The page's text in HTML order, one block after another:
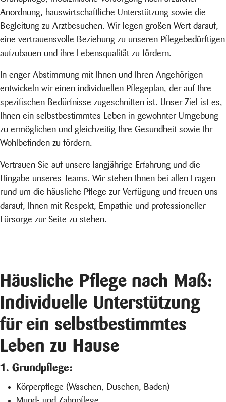
Anordnung, hauswirtschaftliche Unterstützung sowie die
Begleitung zu Arztbesuchen. Wir legen großen Wert darauf,
eine vertrauensvolle Beziehung zu unseren Pflegebedürftigen
aufzubauen und ihre Lebensqualität zu fördern.
In enger Abstimmung mit Ihnen und Ihren Angehörigen
entwickeln wir einen individuellen Pflegeplan, der auf Ihre
spezifischen Bedürfnisse zugeschnitten ist. Unser Ziel ist es,
Ihnen ein selbstbestimmtes Leben in gewohnter Umgebung
zu ermöglichen und gleichzeitig Ihre Gesundheit sowie Ihr
Wohlbefinden zu fördern.
Vertrauen Sie auf unsere langjährige Erfahrung und die
Hingabe unseres Teams. Wir stehen Ihnen bei allen Fragen
rund um die häusliche Pflege zur Verfügung und freuen uns
darauf, Ihnen mit Respekt, Empathie und professioneller
Fürsorge zur Seite zu stehen.
Häusliche Pflege nach Maß:
Individuelle Unterstützung
für ein selbstbestimmtes
Leben zu Hause
1. Grundpflege:
Körperpflege (Waschen, Duschen, Baden)
Mund- und Zahnpflege